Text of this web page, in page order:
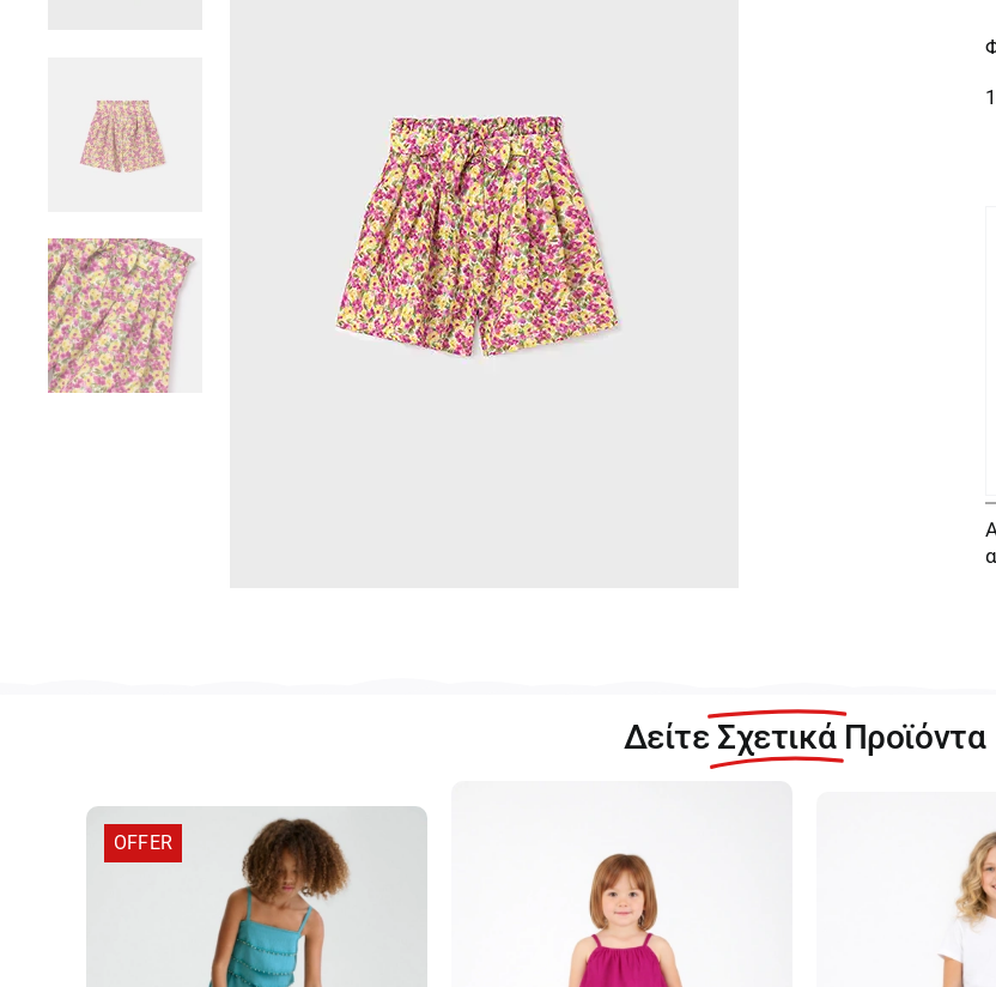
Δείτε Σχετικά Προϊόντα
OFFER